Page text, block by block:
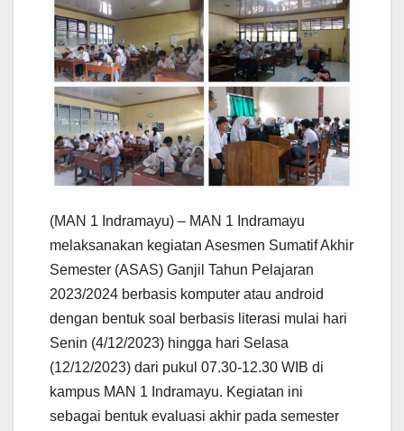
(MAN 1 Indramayu) – MAN 1 Indramayu
melaksanakan kegiatan Asesmen Sumatif Akhir
Semester (ASAS) Ganjil Tahun Pelajaran
2023/2024 berbasis komputer atau android
dengan bentuk soal berbasis literasi mulai hari
Senin (4/12/2023) hingga hari Selasa
(12/12/2023) dari pukul 07.30-12.30 WIB di
kampus MAN 1 Indramayu. Kegiatan ini
sebagai bentuk evaluasi akhir pada semester